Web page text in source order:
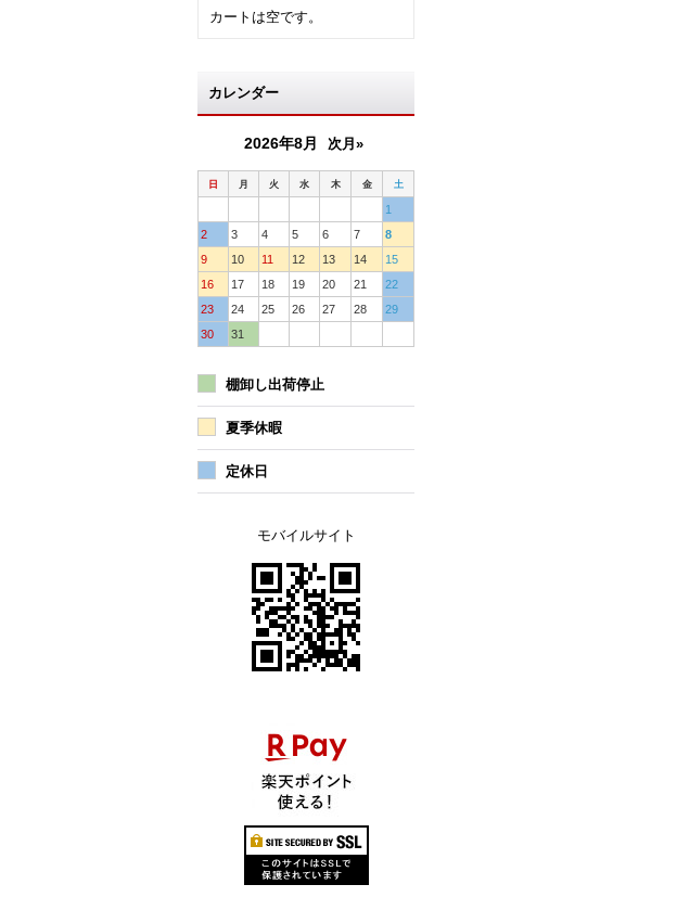
カートは空です。
カレンダー
2026年8月 次月»
日 月 火 水 木 金 土
1
2
3 4 5 6 7
8
9
10 11 12 13 14
15
16
17 18 19 20 21
22
23
24 25 26 27 28
29
30
31
棚卸し出荷停止
夏季休暇
定休日
モバイルサイト